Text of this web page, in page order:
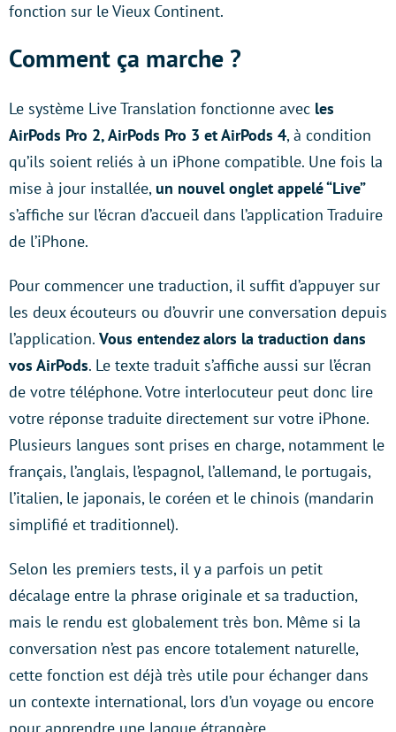
fonction sur le Vieux Continent.
Comment ça marche ?
Le système Live Translation fonctionne avec les
AirPods Pro 2, AirPods Pro 3 et AirPods 4, à condition
qu’ils soient reliés à un iPhone compatible. Une fois la
mise à jour installée, un nouvel onglet appelé “Live”
s’affiche sur l’écran d’accueil dans l’application Traduire
de l’iPhone.
Pour commencer une traduction, il suffit d’appuyer sur
les deux écouteurs ou d’ouvrir une conversation depuis
l’application. Vous entendez alors la traduction dans
vos AirPods. Le texte traduit s’affiche aussi sur l’écran
de votre téléphone. Votre interlocuteur peut donc lire
votre réponse traduite directement sur votre iPhone.
Plusieurs langues sont prises en charge, notamment le
français, l’anglais, l’espagnol, l’allemand, le portugais,
l’italien, le japonais, le coréen et le chinois (mandarin
simplifié et traditionnel).
Selon les premiers tests, il y a parfois un petit
décalage entre la phrase originale et sa traduction,
mais le rendu est globalement très bon. Même si la
conversation n’est pas encore totalement naturelle,
cette fonction est déjà très utile pour échanger dans
un contexte international, lors d’un voyage ou encore